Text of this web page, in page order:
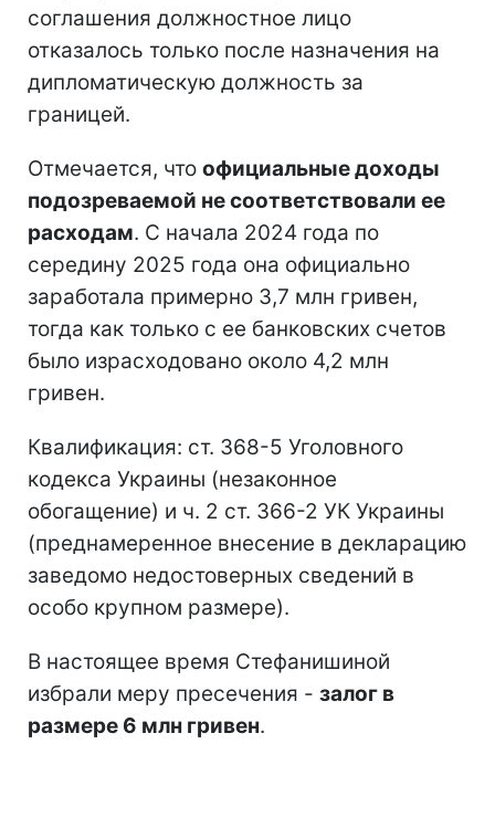
соглашения должностное лицо
отказалось только после назначения на
дипломатическую должность за
границей.
Отмечается, что официальные доходы
подозреваемой не соответствовали ее
расходам. С начала 2024 года по
середину 2025 года она официально
заработала примерно 3,7 млн гривен,
тогда как только с ее банковских счетов
было израсходовано около 4,2 млн
гривен.
Квалификация: ст. 368-5 Уголовного
кодекса Украины (незаконное
обогащение) и ч. 2 ст. 366-2 УК Украины
(преднамеренное внесение в декларацию
заведомо недостоверных сведений в
особо крупном размере).
В настоящее время Стефанишиной
избрали меру пресечения - залог в
размере 6 млн гривен.